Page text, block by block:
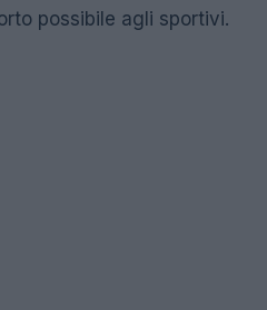
possibile agli sportivi.